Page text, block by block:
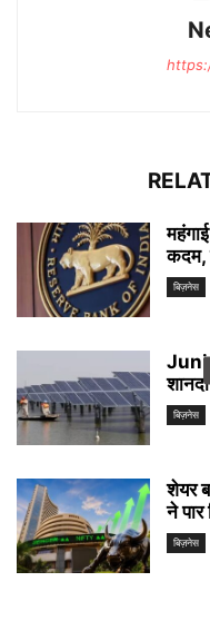
कदम,
बिज़नेस
बिज़नेस
शेयर
ने
बिज़नेस